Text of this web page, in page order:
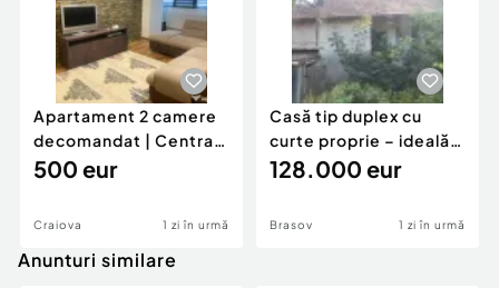
Apartament 2 camere
decomandat | Centrală
proprie | 60 mp |
500 eur
Craiova 1 zi în urmă
Casă tip duplex cu
curte proprie – ideală
pentru renovar
128.000 eur
Brasov 1 zi în urmă
Anunturi similare